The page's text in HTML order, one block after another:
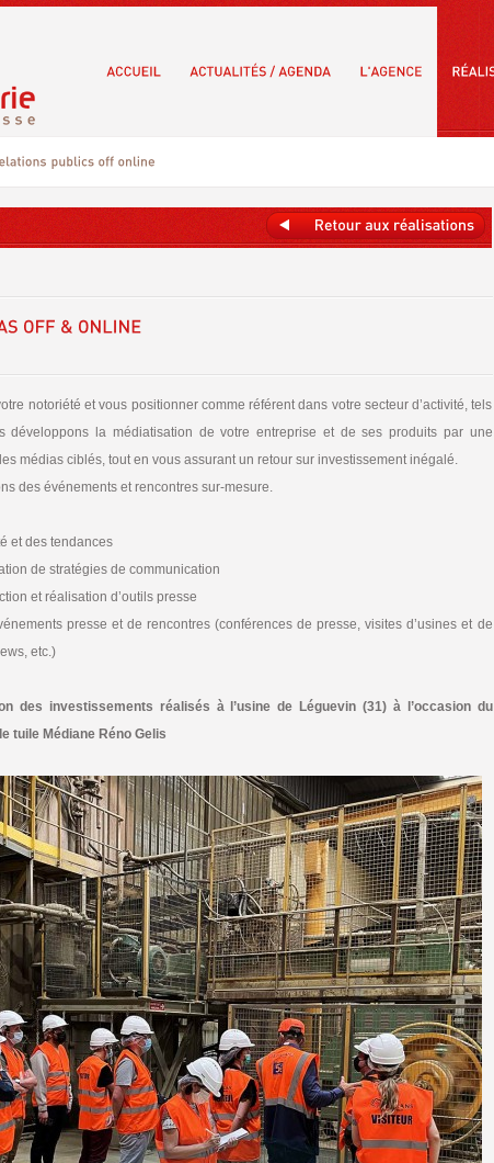
notoriété et vous positionner comme référent dans votre secteur d’activité, tels
développons la médiatisation de votre entreprise et de ses produits par une
médias ciblés, tout en vous assurant un retour sur investissement inégalé.
des événements et rencontres sur-mesure.
et des tendances
de stratégies de communication
et réalisation d’outils presse
presse et de rencontres (conférences de presse, visites d’usines et de
etc.)
des investissements réalisés à l’usine de Léguevin (31) à l’occasion du
tuile Médiane Réno Gelis